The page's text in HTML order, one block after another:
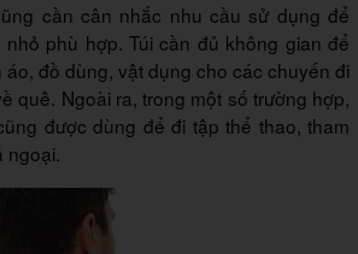
cần cân nhắc nhu cầu sử dụng để
phù hợp. Túi cần đủ không gian để
đồ dùng, vật dụng cho các chuyến đi
quê. Ngoài ra, trong một số trường hợp,
được dùng để đi tập thể thao, tham
ngoại.